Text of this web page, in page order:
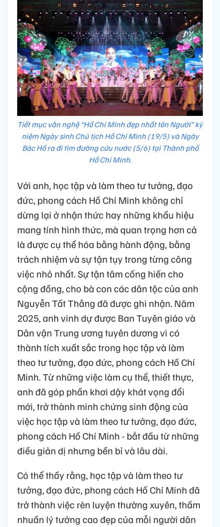
Tiết mục văn nghệ “Hồ Chí Minh đẹp nhất tên Người” kỷ
niệm Ngày sinh Chủ tịch Hồ Chí Minh (19/5) và Ngày
Bác Hồ ra đi tìm đường cứu nước (5/6) tại Thành phố
Hồ Chí Minh.
Với anh, học tập và làm theo tư tưởng, đạo
đức, phong cách Hồ Chí Minh không chỉ
dừng lại ở nhận thức hay những khẩu hiệu
mang tính hình thức, mà quan trọng hơn cả
là được cụ thể hóa bằng hành động, bằng
trách nhiệm và sự tận tụy trong từng công
việc nhỏ nhất. Sự tận tâm cống hiến cho
cộng đồng, cho bà con các dân tộc của anh
Nguyễn Tất Thắng đã được ghi nhận. Năm
2025, anh vinh dự được Ban Tuyên giáo và
Dân vận Trung ương tuyên dương vì có
thành tích xuất sắc trong học tập và làm
theo tư tưởng, đạo đức, phong cách Hồ Chí
Minh. Từ những việc làm cụ thể, thiết thực,
anh đã góp phần khơi dậy khát vọng đổi
mới, trở thành minh chứng sinh động của
việc học tập và làm theo tư tưởng, đạo đức,
phong cách Hồ Chí Minh - bắt đầu từ những
điều giản dị nhưng bền bỉ và lâu dài.
Có thể thấy rằng, học tập và làm theo tư
tưởng, đạo đức, phong cách Hồ Chí Minh đã
trở thành việc rèn luyện thường xuyên, thấm
nhuần lý tưởng cao đẹp của mỗi người dân